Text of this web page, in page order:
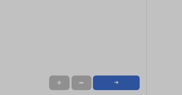
★ ➦ ➜